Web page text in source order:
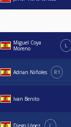
Miguel Coya
Moreno
L
Adrian Niñoles R1
Ivan Benito